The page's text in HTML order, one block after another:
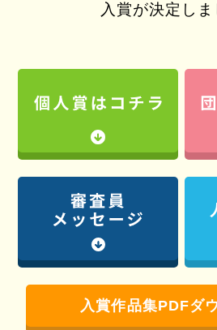
入賞が決定しま
入賞作品集PDFダ